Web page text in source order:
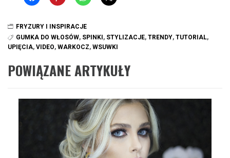
FRYZURY I INSPIRACJE
GUMKA DO WŁOSÓW, SPINKI, STYLIZACJE, TRENDY, TUTORIAL,
UPIĘCIA, VIDEO, WARKOCZ, WSUWKI
POWIĄZANE ARTYKUŁY